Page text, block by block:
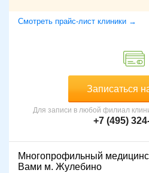
Смотреть прайс-лист клиники →
Записаться
Для записи в любой филиал
+7 (495)
Многопрофильный
Вами м. Жулебино